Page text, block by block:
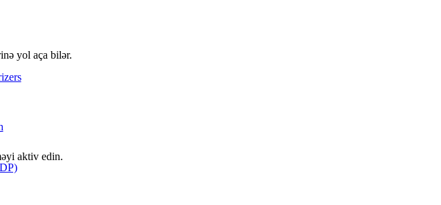
yol aça bilər.
aktiv edin.